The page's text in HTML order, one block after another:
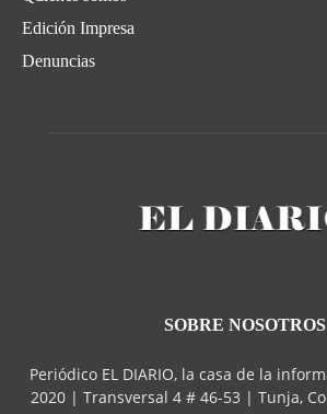
Edición Impresa
Denuncias
SOBRE NOSOTROS
Periódico EL DIARIO, la casa de la
2020 | Transversal 4 # 46-53 | Tunja,